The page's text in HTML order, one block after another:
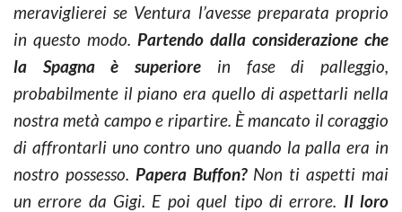
meraviglierei se Ventura l’avesse preparata proprio
in questo modo. Partendo dalla considerazione che
la Spagna è superiore in fase di palleggio,
probabilmente il piano era quello di aspettarli nella
nostra metà campo e ripartire. È mancato il coraggio
di affrontarli uno contro uno quando la palla era in
nostro possesso. Papera Buffon?Non ti aspetti mai
un errore da Gigi. E poi quel tipo di errore. Il loro